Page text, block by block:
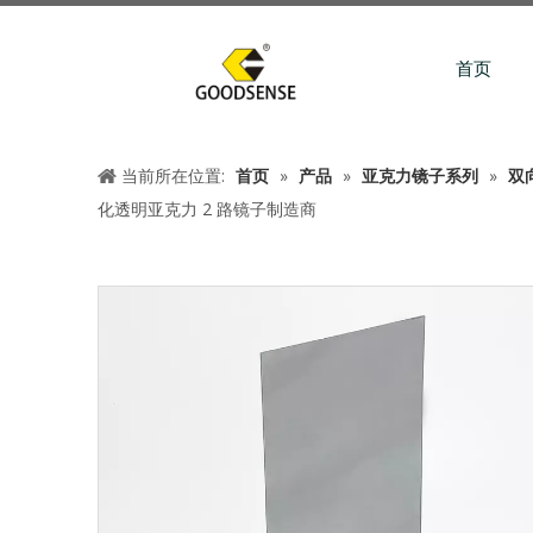
首页
当前所在位置: 首页 » 产品 » 亚克力镜子系列 » 双
化透明亚克力 2 路镜子制造商